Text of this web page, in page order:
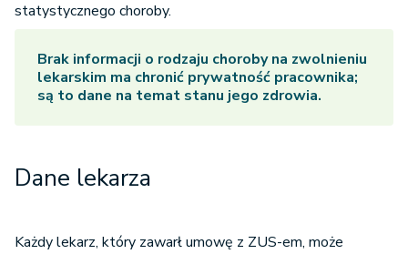
statystycznego choroby.
Brak informacji o rodzaju choroby na zwolnieniu
lekarskim ma chronić prywatność pracownika;
są to dane na temat stanu jego zdrowia.
Dane lekarza
Każdy lekarz, który zawarł umowę z ZUS-em, może